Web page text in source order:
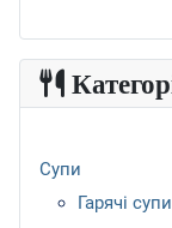
Супи
Гарячі супи